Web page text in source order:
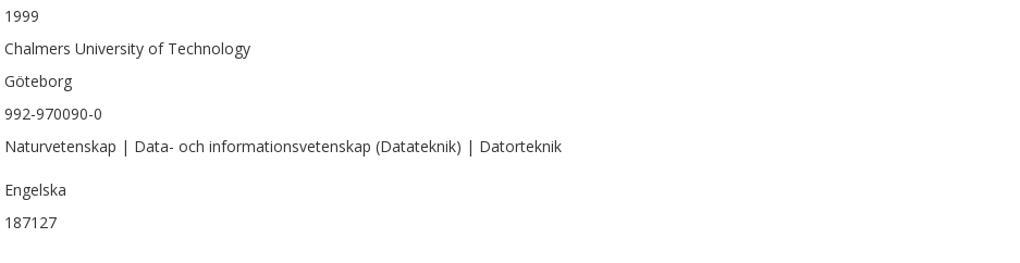
1999
Chalmers University of Technology
Göteborg
992-970090-0
Naturvetenskap | Data- och informationsvetenskap (Datateknik) | Datorteknik
Engelska
187127